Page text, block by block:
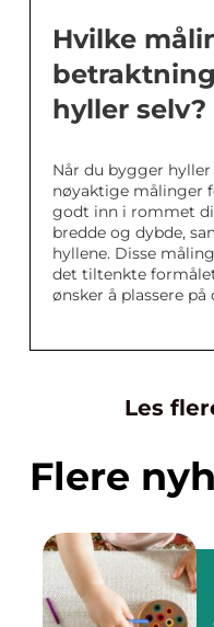
Hvilke
hyller selv?
Når du bygger
nøyaktige målinger
godt inn i rommet
bredde og dybde,
hyllene. Disse
det tiltenkte
ønsker å plassere på
Les
Flere